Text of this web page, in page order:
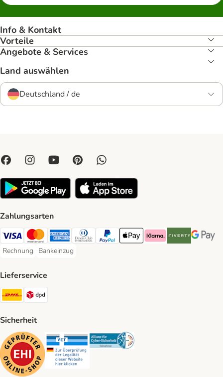
Info & Kontakt
Vorteile
Angebote & Services
Land auswählen
Deutschland / de
Zahlungsarten
Visa Payment Method
Mastercard Payment Method
American Express Payment Method
Diners Club Payment Method
PayPal Payment Method
Apple Pay Payment Method
Klarna Payment Method
Riverty Payment
Google
Rechnung
Rechnung Payment Method
Bankeinzug
Bankeinzug Payment Method
Lieferservice
DHL Shipping Method
Sicherheit
Security Security Security